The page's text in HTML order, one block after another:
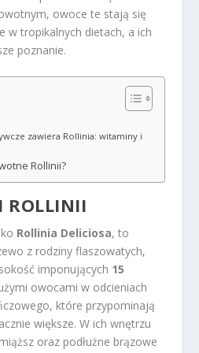
owoce te stają się
w tropikalnych dietach, a ich
poznanie.
zawiera Rollinia: witaminy i
Rollinii?
ROLLINII
Rollinia Deliciosa, to
z rodziny flaszowatych,
imponujących 15
owocami w odcieniach
które przypominają
większe. W ich wnętrzu
oraz podłużne brązowe